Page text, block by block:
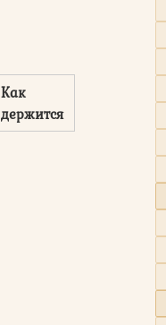
Как
держится